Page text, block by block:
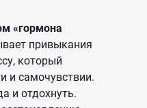
«гормона
привыкания
который
и самочувствии.
и отдохнуть.